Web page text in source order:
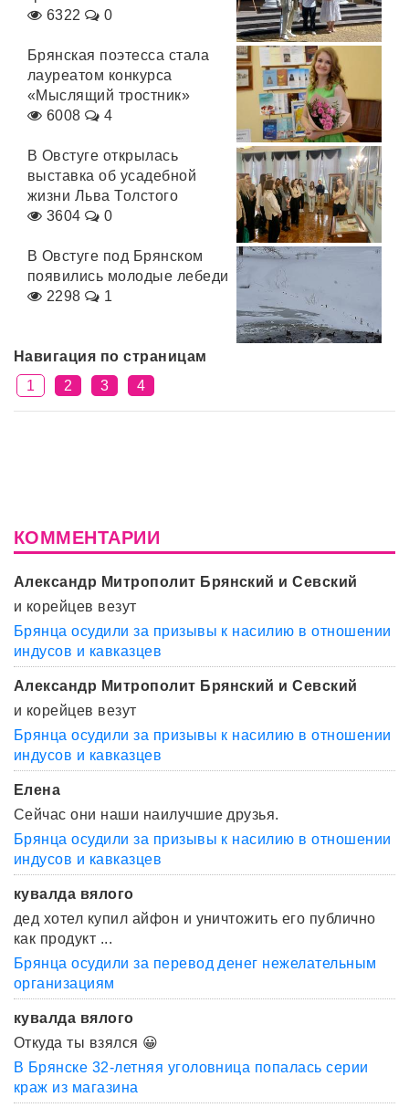
6322
0
Брянская поэтесса стала
лауреатом конкурса
«Мыслящий тростник»
6008
4
В Овстуге открылась
выставка об усадебной
жизни Льва Толстого
3604
0
В Овстуге под Брянском
появились молодые лебеди
2298
1
Навигация по страницам
1
2 3 4
КОММЕНТАРИИ
Александр Митрополит Брянский и Севский
и корейцев везут
Брянца осудили за призывы к насилию в отношении
индусов и кавказцев
Александр Митрополит Брянский и Севский
и корейцев везут
Брянца осудили за призывы к насилию в отношении
индусов и кавказцев
Елена
Сейчас они наши наилучшие друзья.
Брянца осудили за призывы к насилию в отношении
индусов и кавказцев
кувалда вялого
дед хотел купил айфон и уничтожить его публично
как продукт ...
Брянца осудили за перевод денег нежелательным
организациям
кувалда вялого
Откуда ты взялся 😀
В Брянске 32-летняя уголовница попалась серии
краж из магазина